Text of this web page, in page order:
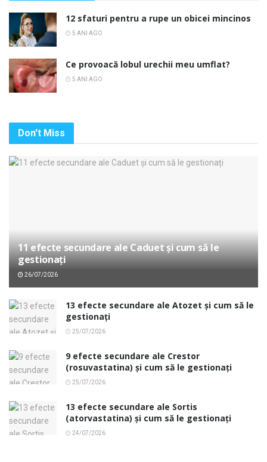
12 sfaturi pentru a rupe un obicei mincinos
5 ANI AGO
Ce provoacă lobul urechii meu umflat?
5 ANI AGO
Don't Miss
11 efecte secundare ale Caduet și cum să le
gestionați
26/07/2026
13 efecte secundare ale Atozet și cum să le
gestionați
25/07/2026
9 efecte secundare ale Crestor
(rosuvastatina) și cum să le gestionați
25/07/2026
13 efecte secundare ale Sortis
(atorvastatina) și cum să le gestionați
24/07/2026